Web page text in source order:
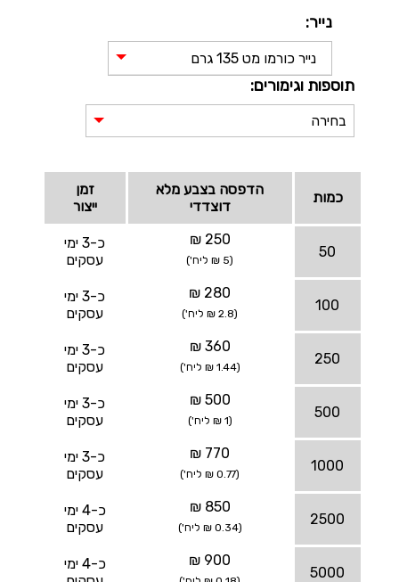
נייר:
נייר כורמו מט 135 גרם
תוספות וגימורים:
בחירה
כמות
הדפסה בצבע מלא
דוצדדי
זמן
ייצור
50
250 ₪
(5 ₪ ליח')
כ-3 ימי
עסקים
100
280 ₪
(2.8 ₪ ליח')
כ-3 ימי
עסקים
250
360 ₪
(1.44 ₪ ליח')
כ-3 ימי
עסקים
500
500 ₪
(1 ₪ ליח')
כ-3 ימי
עסקים
1000
770 ₪
(0.77 ₪ ליח')
כ-3 ימי
עסקים
2500
850 ₪
(0.34 ₪ ליח')
כ-4 ימי
עסקים
5000
900 ₪
כ-4 ימי